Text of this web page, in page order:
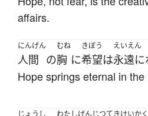
affairs.
にんげん
人間 の
むね
胸 に
きぼう
希望は
えいえん
永遠に
Hope springs eternal in
じょうし
わたしげんじつてきけいかく